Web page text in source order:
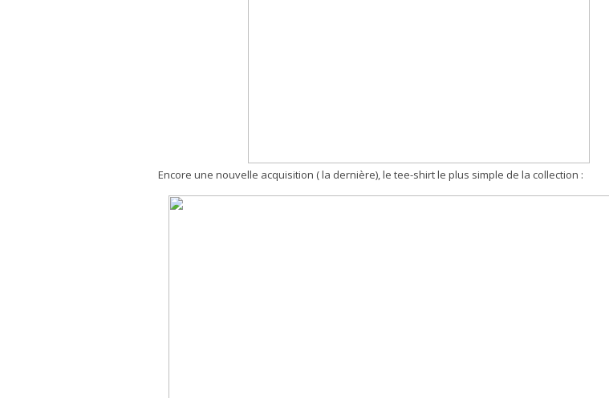
Encore une nouvelle acquisition ( la dernière), le tee-shirt le plus simple de la collection :